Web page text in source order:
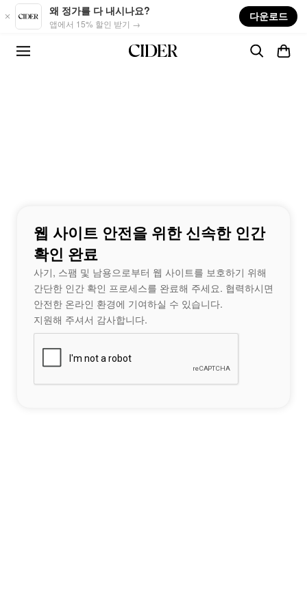
Skip to main content
왜 정가를 다 내시나요?
앱에서 15% 할인 받기 →
다운로드
웹 사이트 안전을 위한 신속한 인간
확인 완료
사기, 스팸 및 남용으로부터 웹 사이트를 보호하기 위해
간단한 인간 확인 프로세스를 완료해 주세요. 협력하시면
안전한 온라인 환경에 기여하실 수 있습니다.
지원해 주셔서 감사합니다.